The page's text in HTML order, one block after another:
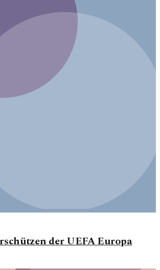
der UEFA Europa